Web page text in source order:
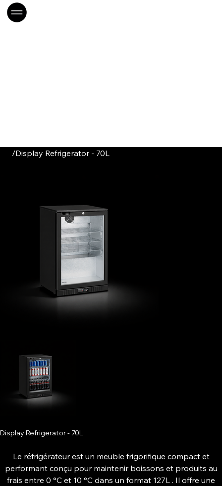
/Display Refrigerator - 70L
Display Refrigerator - 70L
Le réfrigérateur est un meuble frigorifique compact et
performant conçu pour maintenir boissons et produits au
frais entre 0 °C et 10 °C dans un format 127L . Il offre une